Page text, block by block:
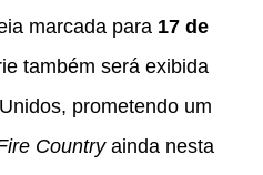
marcada para 17 de
também será exibida
prometendo um
Countryainda nesta